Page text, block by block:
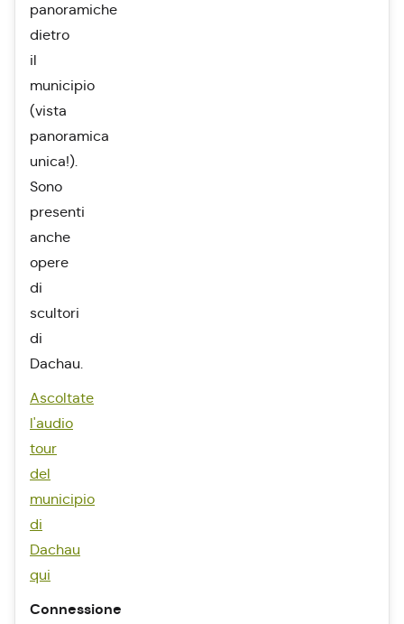
panoramiche
dietro
il
municipio
(vista
panoramica
unica!).
Sono
presenti
anche
opere
di
scultori
di
Dachau.
Ascoltate
l'audio
tour
del
municipio
di
Dachau
qui
Connessione